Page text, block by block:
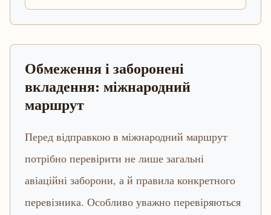
Обмеження і заборонені
вкладення: міжнародний
маршрут
Перед відправкою в міжнародний маршрут
потрібно перевірити не лише загальні
авіаційні заборони, а й правила конкретного
перевізника. Особливо уважно перевіряються